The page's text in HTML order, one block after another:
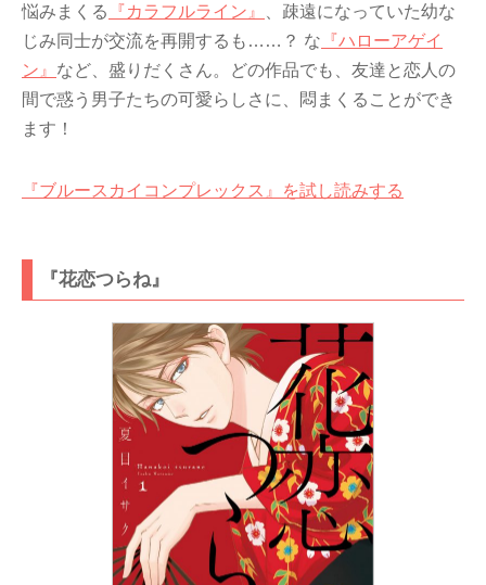
悩みまくる
『カラフルライン』
、疎遠になっていた幼な
じみ同士が交流を再開するも……？ な 『ハローアゲイ
ン』 など、盛りだくさん。どの作品でも、友達と恋人の
間で惑う男子たちの可愛らしさに、悶まくることができ
ます！
『ブルースカイコンプレックス』を試し読みする
『花恋つらね』